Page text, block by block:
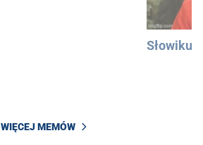
Słowiku
WIĘCEJ MEMÓW